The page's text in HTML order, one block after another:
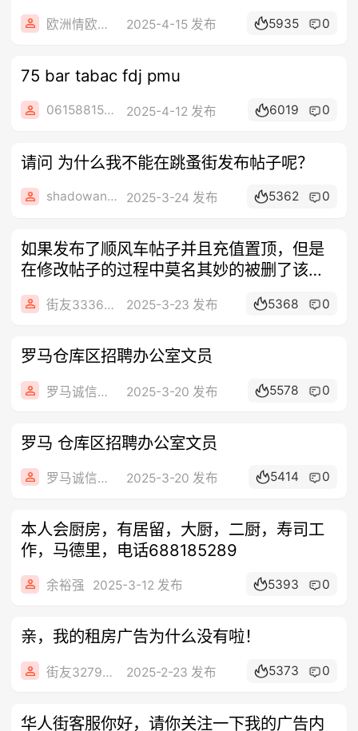
欧洲情欧洲了 2025-4-15 发布 5935 0
75 bar tabac fdj pmu
0615881593 2025-4-12 发布 6019 0
请问 为什么我不能在跳蚤街发布帖子呢？
shadowanna 2025-3-24 发布 5362 0
如果发布了顺风车帖子并且充值置顶，但是
在修改帖子的过程中莫名其妙的被删了该怎
么办
街友33365034 2025-3-23 发布 5368 0
罗马仓库区招聘办公室文员
罗马诚信综合服务 2025-3-20 发布 5578 0
罗马 仓库区招聘办公室文员
罗马诚信综合服务 2025-3-20 发布 5414 0
本人会厨房，有居留，大厨，二厨，寿司工
作，马德里，电话688185289
余裕强 2025-3-12 发布 5393 0
亲，我的租房广告为什么没有啦！
街友32790849 2025-2-23 发布 5373 0
华人街客服你好，请你关注一下我的广告内